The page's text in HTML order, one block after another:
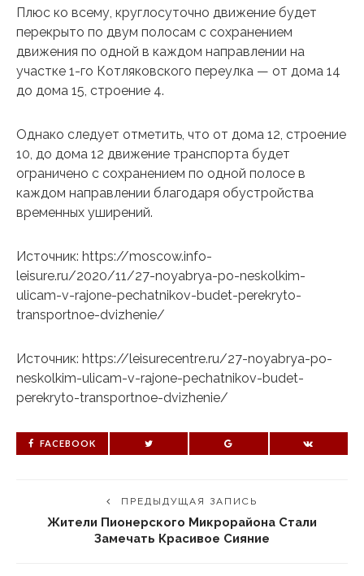
Плюс ко всему, круглосуточно движение будет
перекрыто по двум полосам с сохранением
движения по одной в каждом направлении на
участке 1-го Котляковского переулка — от дома 14
до дома 15, строение 4.
Однако следует отметить, что от дома 12, строение
10, до дома 12 движение транспорта будет
ограничено с сохранением по одной полосе в
каждом направлении благодаря обустройства
временных уширений.
Источник: https://moscow.info-
leisure.ru/2020/11/27-noyabrya-po-neskolkim-
ulicam-v-rajone-pechatnikov-budet-perekryto-
transportnoe-dvizhenie/
Источник: https://leisurecentre.ru/27-noyabrya-po-
neskolkim-ulicam-v-rajone-pechatnikov-budet-
perekryto-transportnoe-dvizhenie/
FACEBOOK
ПРЕДЫДУЩАЯ ЗАПИСЬ
Жители Пионерского Микрорайона Стали
Замечать Красивое Сияние